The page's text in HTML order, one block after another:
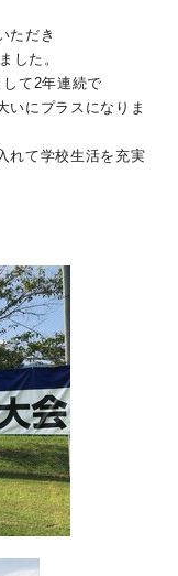
ただき
した。
て2年連続で
いにプラスになりま
れて学校生活を充実